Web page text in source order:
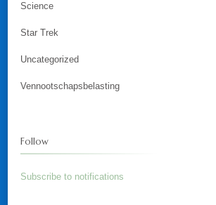
Science
Star Trek
Uncategorized
Vennootschapsbelasting
Follow
Subscribe to notifications